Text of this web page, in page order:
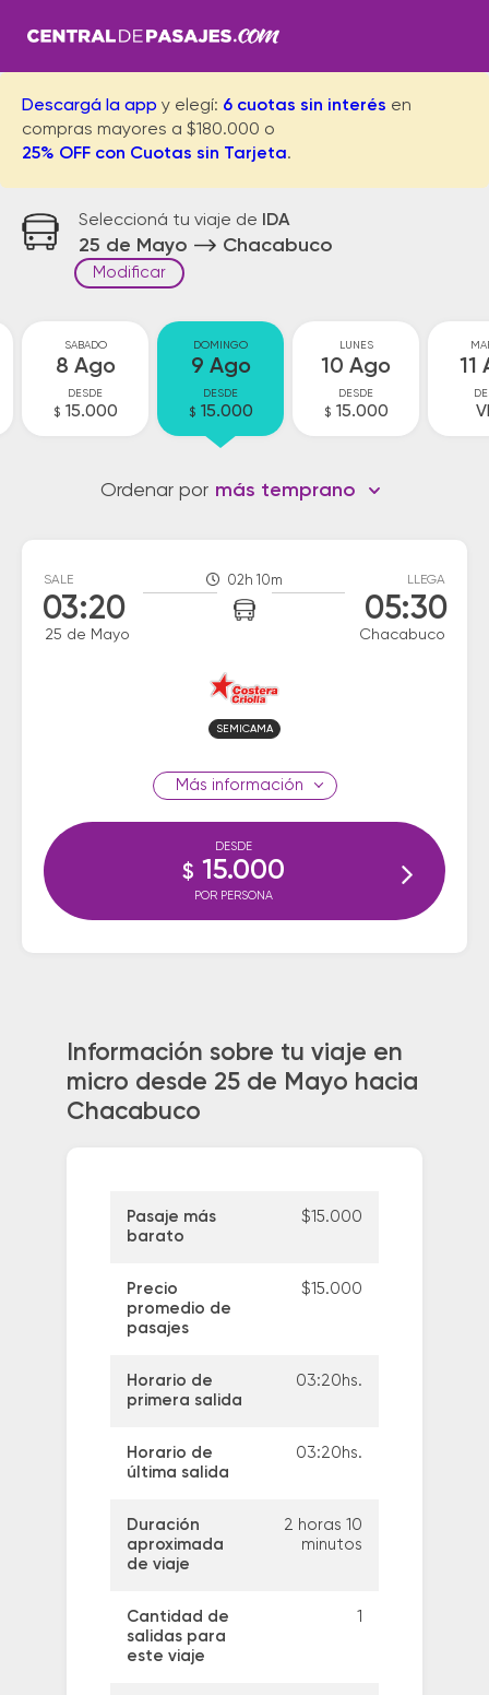
Descargá la app y elegí: 6 cuotas sin interés en
compras mayores a $180.000 o
25% OFF con Cuotas sin Tarjeta.
Seleccioná tu viaje de IDA
25 de Mayo Chacabuco
Modificar
SABADO
8 Ago
DESDE
$ 15.000
DOMINGO
9 Ago
DESDE
$ 15.000
LUNES
10 Ago
DESDE
$ 15.000
11
Ordenar por más temprano
SALE
03:20
25 de Mayo
02h 10m LLEGA
05:30
Chacabuco
SEMICAMA
información
DESDE
$ 15.000
POR PERSONA
Información sobre tu viaje en
micro desde 25 de Mayo hacia
Chacabuco
Pasaje más
barato
$15.000
Precio
promedio de
pasajes
$15.000
Horario de
primera salida
03:20hs.
Horario de
última salida
03:20hs.
Duración
aproximada
de viaje
2 horas 10
minutos
Cantidad de
salidas para
este viaje
1